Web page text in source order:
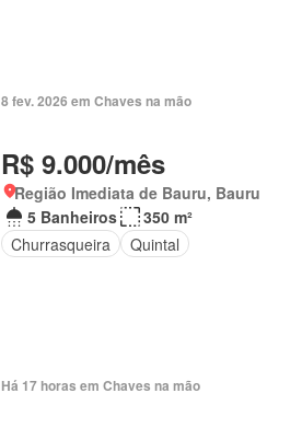
8 fev. 2026 em Chaves na mão
R$ 9.000/mês
Região Imediata de Bauru, Bauru
5 Banheiros
350 m²
Churrasqueira
Quintal
Há 17 horas em Chaves na mão